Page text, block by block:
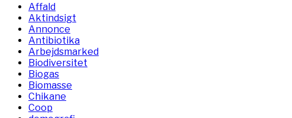
Affald
Aktindsigt
Annonce
Antibiotika
Arbejdsmarked
Biodiversitet
Biogas
Biomasse
Chikane
Coop